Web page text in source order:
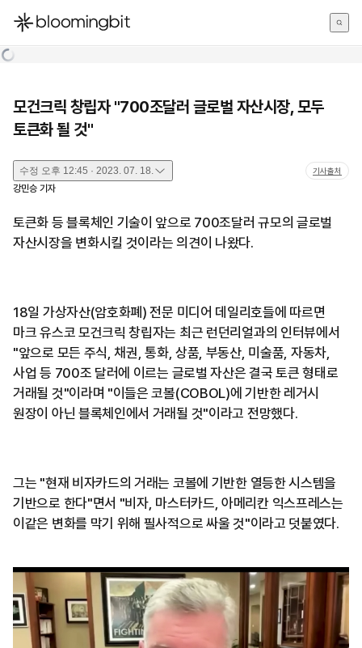
한국어
모건크릭 창립자 "700조달러 글로벌 자산시장, 모두
토큰화 될 것"
수정 오후 12:45 · 2023. 07. 18. 기사출처
강민승 기자
토큰화 등 블록체인 기술이 앞으로 700조달러 규모의 글로벌
자산시장을 변화시킬 것이라는 의견이 나왔다.
18일 가상자산(암호화폐) 전문 미디어 데일리호들에 따르면
마크 유스코 모건크릭 창립자는 최근 런던리얼과의 인터뷰에서
"앞으로 모든 주식, 채권, 통화, 상품, 부동산, 미술품, 자동차,
사업 등 700조 달러에 이르는 글로벌 자산은 결국 토큰 형태로
거래될 것"이라며 "이들은 코볼(COBOL)에 기반한 레거시
원장이 아닌 블록체인에서 거래될 것"이라고 전망했다.
그는 "현재 비자카드의 거래는 코볼에 기반한 열등한 시스템을
기반으로 한다"면서 "비자, 마스터카드, 아메리칸 익스프레스는
이같은 변화를 막기 위해 필사적으로 싸울 것"이라고 덧붙였다.